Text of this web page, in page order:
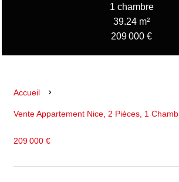
1 chambre
39.24 m²
209 000 €
Accueil
Vente Appartement Nice, 2 Pièces, 1
209 000 €